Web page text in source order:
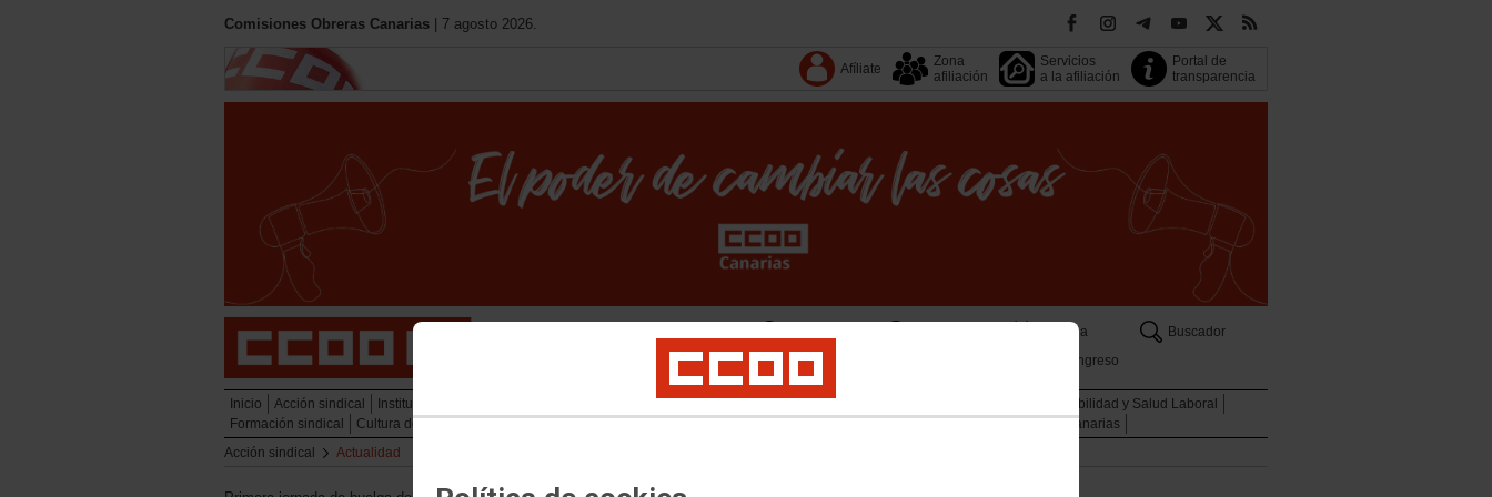
Comisiones Obreras Canarias | 7 agosto 2026.
Afíliate
Zona
afiliación
Servicios
a la afiliación
Portal de
transparencia
Agenda
Buscador
Calendario
13 Congreso
Inicio Acción sindical Institucional Migraciones e internacional Empleo Mujer e Igualdad
Sostenibilidad y Salud Laboral
Formación sindical
Cultura del trabajo y memoria democrática Territorios Documentos Convenios Podcast Revistas
Descuentos Canarias
Acción sindical
Actualidad